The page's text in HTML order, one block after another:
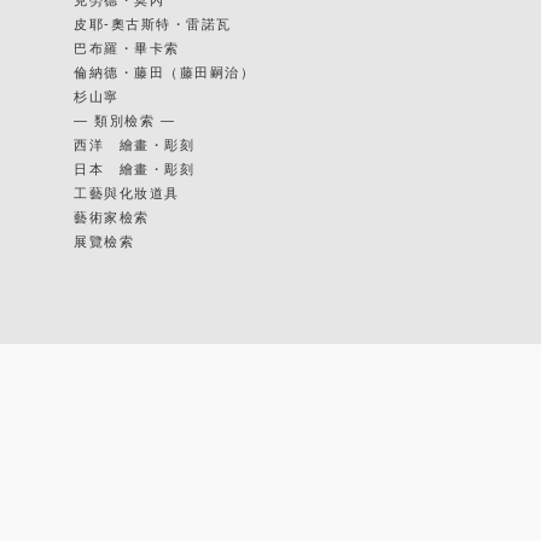
皮耶-奧古斯特・雷諾瓦
巴布羅・畢卡索
倫納德・藤田（藤田嗣治）
杉山寧
— 類別檢索 —
西洋 繪畫・彫刻
日本 繪畫・彫刻
工藝與化妝道具
藝術家檢索
展覽檢索